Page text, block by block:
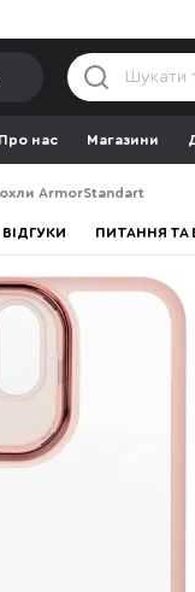
Про нас Магазини
ArmorStandart
ВІДГУКИ ПИТАННЯ ТА